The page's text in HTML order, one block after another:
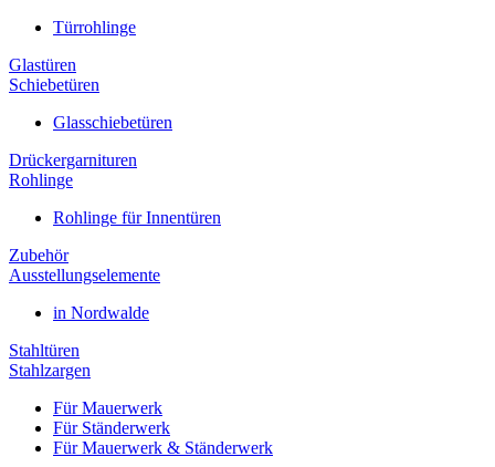
Türrohlinge
Glastüren
Schiebetüren
Glasschiebetüren
Drückergarnituren
Rohlinge
Rohlinge für Innentüren
Zubehör
Ausstellungselemente
in Nordwalde
Stahltüren
Stahlzargen
Für Mauerwerk
Für Ständerwerk
Für Mauerwerk & Ständerwerk